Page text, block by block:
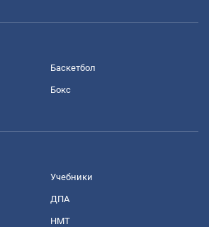
Баскетбол
Бокс
Учебники
ДПА
НМТ